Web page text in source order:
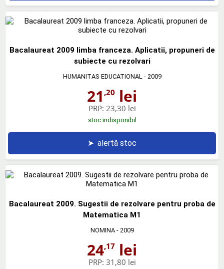
Bacalaureat 2009 limba franceza. Aplicatii, propuneri de
subiecte cu rezolvari
HUMANITAS EDUCATIONAL - 2009
21 ,20 lei
PRP: 23,30 lei
stoc indisponibil
➤ alertă stoc
Bacalaureat 2009. Sugestii de rezolvare pentru proba de
Matematica M1
NOMINA- 2009
24,17 lei
PRP: 31,80 lei